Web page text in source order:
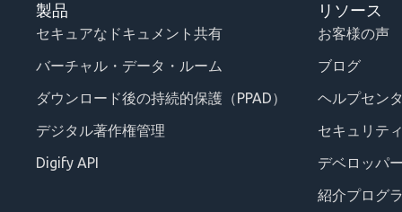
製品
セキュアなドキュメント共有
バーチャル・データ・ルーム
ダウンロード後の持続的保護（PPAD）
デジタル著作権管理
Digify API
リソース
お客様の声
ブログ
ヘルプセン
セキュリテ
デベロッパ
紹介プログ